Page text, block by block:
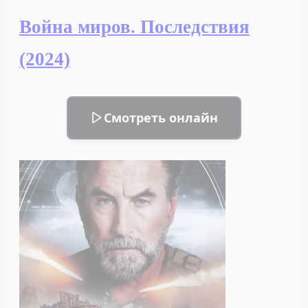
Война миров. Последствия
(2024)
Смотреть онлайн